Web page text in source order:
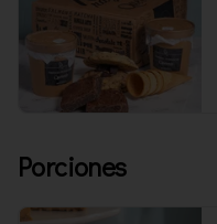
Porciones